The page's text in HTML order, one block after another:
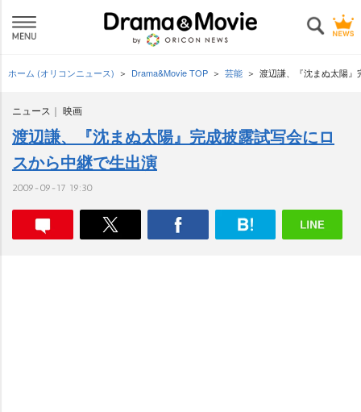
ホーム (オリコンニュース) Drama&Movie TOP 芸能 渡辺謙、『沈まぬ太陽
ニュース 映画
渡辺謙、『沈まぬ太陽』完成披露試写会にロ
スから中継で生出演
2009-09-17 19:30